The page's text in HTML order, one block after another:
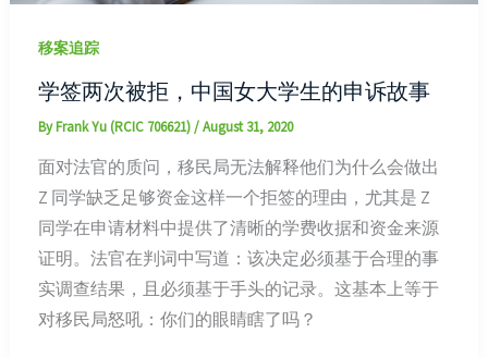
移案追踪
学签两次被拒，中国女大学生的申诉故事
ByFrank Yu (RCIC 706621)/August 31, 2020
面对法官的质问，移民局无法解释他们为什么会做出
Z 同学缺乏足够资金这样一个拒签的理由，尤其是 Z
同学在申请材料中提供了清晰的学费收据和资金来源
证明。法官在判词中写道：该决定必须基于合理的事
实调查结果，且必须基于手头的记录。这基本上等于
对移民局怒吼：你们的眼睛瞎了吗？